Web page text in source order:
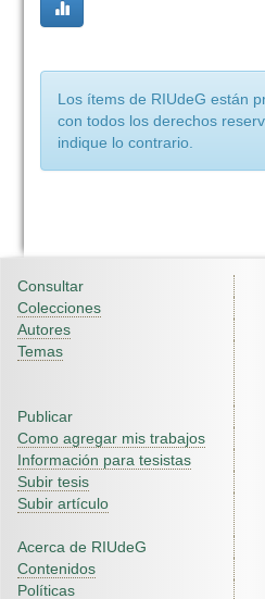
Los ítems de RIUdeG están
con todos los derechos
indique lo contrario.
Consultar
Colecciones
Autores
Temas
Publicar
Como agregar mis trabajos
Información para tesistas
Subir tesis
Subir artículo
Acerca de RIUdeG
Contenidos
Políticas